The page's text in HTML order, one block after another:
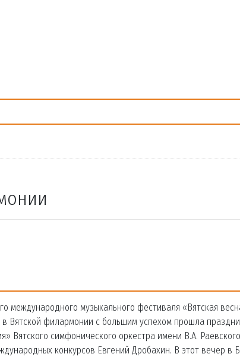
международного музыкального фестиваля «Вятская
Вятской филармонии с большим успехом прошла
Вятского симфонического оркестра имени В.А.
конкурсов Евгений Дробахин. В этот вечер в